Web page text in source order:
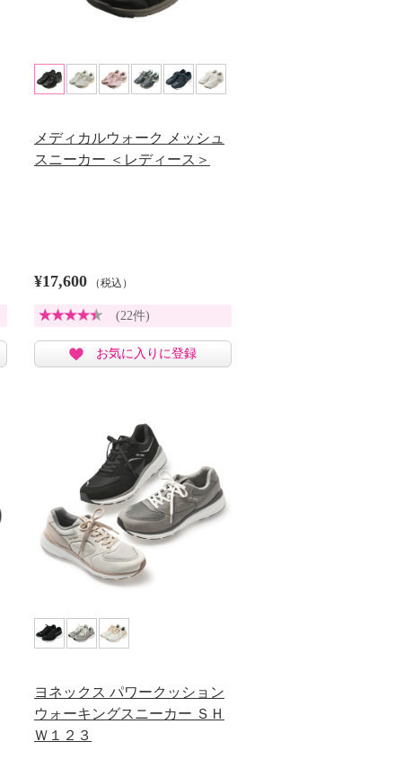
メディカルウォーク メッシュ
スニーカー ＜レディース＞
¥17,600 （税込）
(22件)
お気に入りに登録
ヨネックス パワークッション
ウォーキングスニーカー ＳＨ
Ｗ１２３